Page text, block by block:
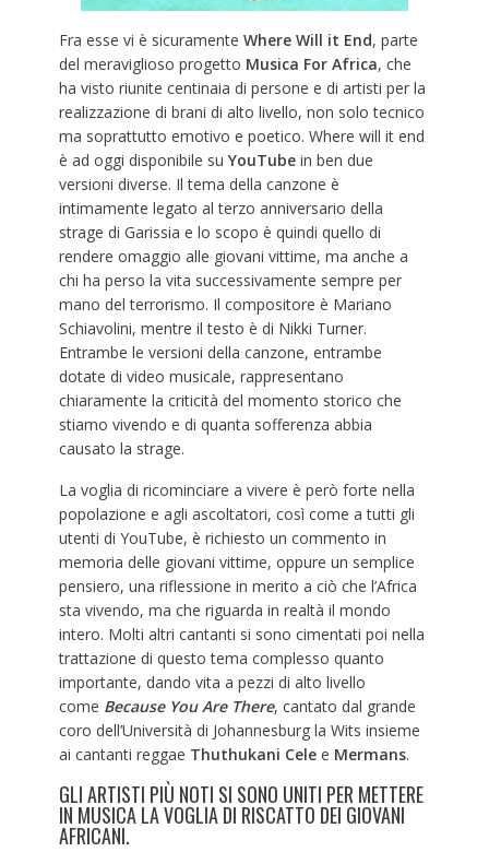
Fra esse vi è sicuramente Where Will it End, parte
del meraviglioso progetto Musica For Africa, che
ha visto riunite centinaia di persone e di artisti per la
realizzazione di brani di alto livello, non solo tecnico
ma soprattutto emotivo e poetico. Where will it end
è ad oggi disponibile su YouTube in ben due
versioni diverse. Il tema della canzone è
intimamente legato al terzo anniversario della
strage di Garissia e lo scopo è quindi quello di
rendere omaggio alle giovani vittime, ma anche a
chi ha perso la vita successivamente sempre per
mano del terrorismo. Il compositore è Mariano
Schiavolini, mentre il testo è di Nikki Turner.
Entrambe le versioni della canzone, entrambe
dotate di video musicale, rappresentano
chiaramente la criticità del momento storico che
stiamo vivendo e di quanta sofferenza abbia
causato la strage.
La voglia di ricominciare a vivere è però forte nella
popolazione e agli ascoltatori, così come a tutti gli
utenti di YouTube, è richiesto un commento in
memoria delle giovani vittime, oppure un semplice
pensiero, una riflessione in merito a ciò che l’Africa
sta vivendo, ma che riguarda in realtà il mondo
intero. Molti altri cantanti si sono cimentati poi nella
trattazione di questo tema complesso quanto
importante, dando vita a pezzi di alto livello
come Because You Are There, cantato dal grande
coro dell’Università di Johannesburg la Wits insieme
ai cantanti reggae Thuthukani Cele e Mermans.
GLI ARTISTI PIÙ NOTI SI SONO UNITI PER METTERE
IN MUSICA LA VOGLIA DI RISCATTO DEI GIOVANI
AFRICANI.